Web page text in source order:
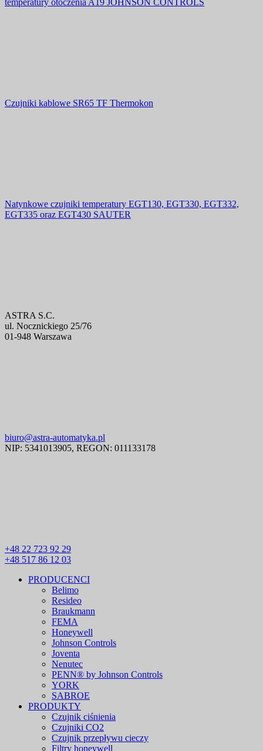
Czujniki kablowe SR65 TF Thermokon
Natynkowe czujniki temperatury EGT130, EGT330, EGT332,
EGT335 oraz EGT430 SAUTER
ASTRA S.C.
ul. Nocznickiego 25/76
01-948 Warszawa
biuro@astra-automatyka.pl
NIP: 5341013905, REGON: 011133178
+48 22 723 92 29
+48 517 86 12 03
PRODUCENCI
Belimo
Resideo
Braukmann
FEMA
Honeywell
Johnson Controls
Joventa
Nenutec
PENN® by Johnson Controls
YORK
SABROE
PRODUKTY
Czujnik ciśnienia
Czujniki CO2
Czujnik przepływu cieczy
Filtry honeywell